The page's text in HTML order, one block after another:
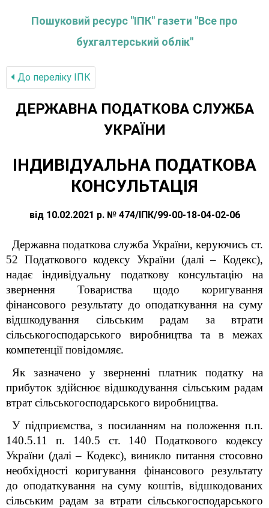
Пошуковий ресурс "ІПК" газети "Все про
бухгалтерський облік"
До переліку IПК
ДЕРЖАВНА ПОДАТКОВА СЛУЖБА
УКРАЇНИ
ІНДИВІДУАЛЬНА ПОДАТКОВА
КОНСУЛЬТАЦІЯ
від 10.02.2021 р. № 474/ІПК/99-00-18-04-02-06
Державна податкова служба України, керуючись ст.
52 Податкового кодексу України (далі – Кодекс),
надає індивідуальну податкову консультацію на
звернення Товариства
щодо коригування
фінансового результату до оподаткування на суму
відшкодування сільським радам за втрати
сільськогосподарського виробництва та в межах
компетенції повідомляє.
Як зазначено у зверненні платник податку на
прибуток здійснює відшкодування сільським радам
втрат сільськогосподарського виробництва.
У підприємства, з посиланням на положення п.п.
140.5.11 п. 140.5 ст. 140 Податкового кодексу
України (далі – Кодекс), виникло питання стосовно
необхідності коригування фінансового результату
до оподаткування на суму коштів, відшкодованих
сільським радам за втрати сільськогосподарського